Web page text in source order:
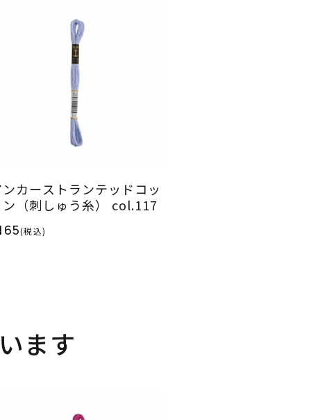
ンカーストランテッドコッ
ン（刺しゅう糸） col.117
(税込)
ます